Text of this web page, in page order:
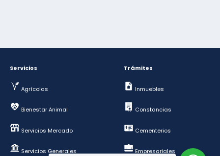
Servicios
Agrícolas
Bienestar Animal
Servicios Mercado
Servicios Generales
Trámites
Inmuebles
Constancias
Cementerios
Empresariales